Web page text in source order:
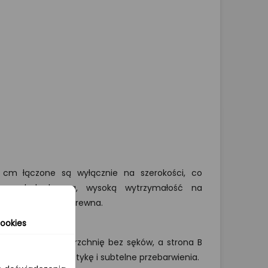
łączone są wyłącznie na szerokości, co
drewna, wysoką wytrzymałość na
strukturę drewna.
powierzchnię bez sęków, a strona B
kolorystykę i subtelne przebarwienia.